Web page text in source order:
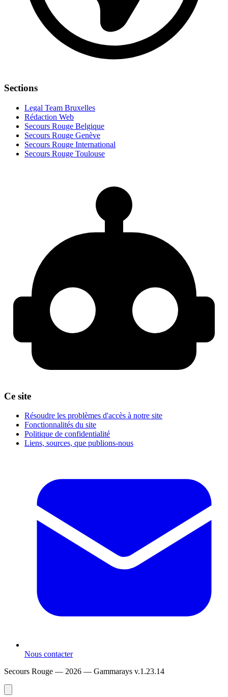
Sections
Legal Team Bruxelles
Rédaction Web
Secours Rouge Belgique
Secours Rouge Genève
Secours Rouge International
Secours Rouge Toulouse
Ce site
Résoudre les problèmes d'accès à notre site
Fonctionnalités du site
Politique de confidentialité
Liens, sources, que publions-nous
Nous contacter
Secours Rouge — 2026 — Gammarays v.1.23.14